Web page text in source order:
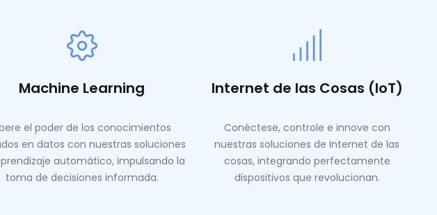
Machine Learning
el poder de los conocimientos
​​en datos con nuestras soluciones
automático, impulsando la
toma de decisiones informada.
Internet de las Cosas (IoT)
Conéctese, controle e innove con
nuestras soluciones de Internet de las
cosas, integrando perfectamente
dispositivos que revolucionan.